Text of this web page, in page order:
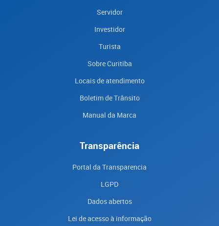
Servidor
Investidor
Turista
Sobre Curitiba
Locais de atendimento
Boletim de Trânsito
Manual da Marca
Transparência
Portal da Transparencia
LGPD
Dados abertos
Lei de acesso à informação